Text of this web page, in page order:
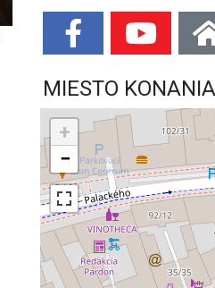
MIESTO KONANIA
+
−